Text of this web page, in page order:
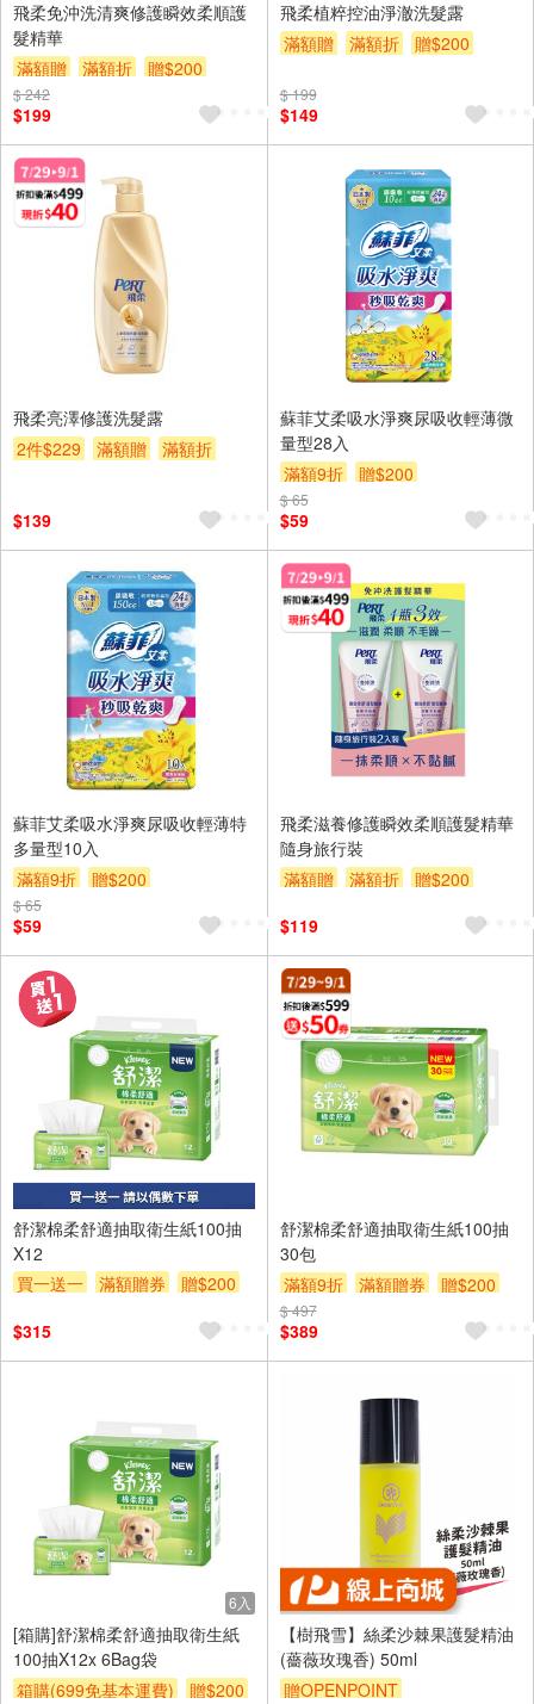
飛柔免沖洗清爽修護瞬效柔順護
髮精華
滿額贈
滿額折 贈$200
$ 242
$199
飛柔植粹控油淨澈洗髮露
滿額贈
滿額折 贈$200
$ 199
$149
飛柔亮澤修護洗髮露
2件$229
滿額贈
滿額折
$139
蘇菲艾柔吸水淨爽尿吸收輕薄微
量型28入
滿額9折
贈$200
$ 65
$59
蘇菲艾柔吸水淨爽尿吸收輕薄特
多量型10入
滿額9折
贈$200
$ 65
$59
飛柔滋養修護瞬效柔順護髮精華
隨身旅行裝
滿額贈
滿額折
贈$200
$119
舒潔棉柔舒適抽取衛生紙100抽
X12
買一送一
滿額贈券
贈$200
$315
舒潔棉柔舒適抽取衛生紙100抽
30包
滿額9折
滿額贈券 贈$200
$ 497
$389
6入
[箱購]舒潔棉柔舒適抽取衛生紙
100抽X12x 6Bag袋
箱購(699免基本運費)
贈$200
【樹飛雪】絲柔沙棘果護髮精油
(薔薇玫瑰香) 50ml
贈OPENPOINT